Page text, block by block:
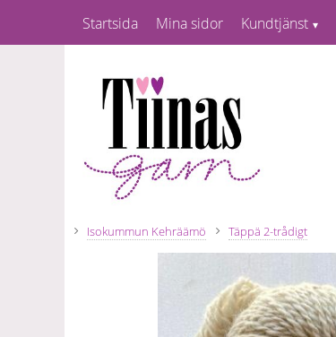
Startsida Mina sidor Kundtjänst
Isokummun Kehräämö Täppä 2-trådigt